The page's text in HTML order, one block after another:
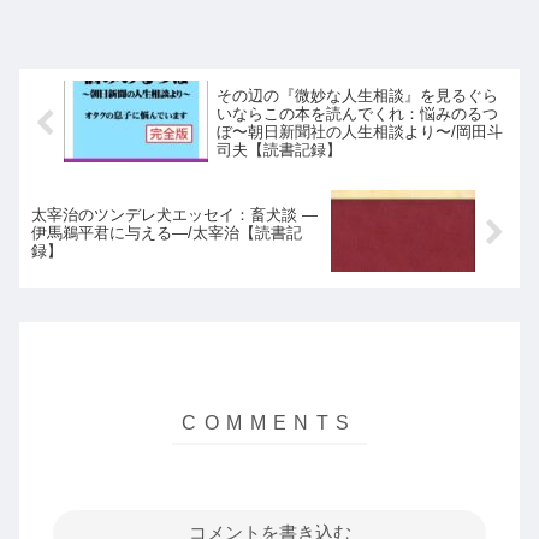
その辺の『微妙な人生相談』を見るぐら
いならこの本を読んでくれ：悩みのるつ
ぼ〜朝日新聞社の人生相談より〜/岡田斗
司夫【読書記録】
太宰治のツンデレ犬エッセイ：畜犬談 —
伊馬鵜平君に与える—/太宰治【読書記
録】
コメントを書き込む